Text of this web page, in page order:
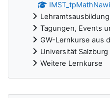
Tagungen, Events
GW-Lernkurse aus
Universität
Weitere Lernkurse